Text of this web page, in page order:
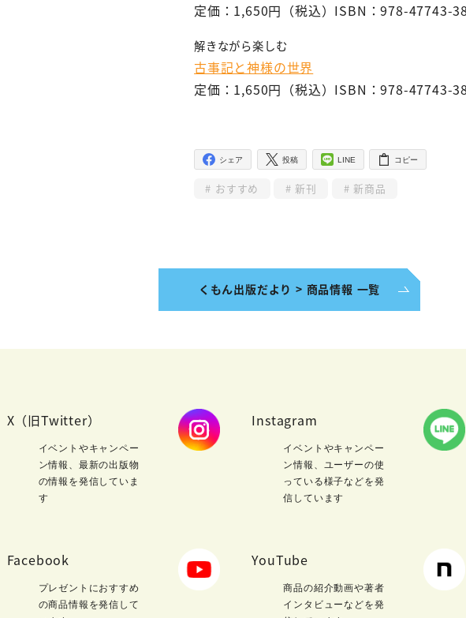
定価：1,650円（税込）ISBN：978-47743-
解きながら楽しむ
古事記と神様の世界
定価：1,650円（税込）ISBN：978-47743-
シェア 投稿 LINE コピー
おすすめ 新刊 新商品
くもん出版だより > 商品情報 一覧
X（旧Twitter）
イベントやキャンペー
ン情報、最新の出版物
の情報を発信していま
す
Instagram
イベントやキャンペー
ン情報、ユーザーの使
っている様子などを発
信しています
Facebook
プレゼントにおすすめ
の商品情報を発信して
YouTube
商品の紹介動画や著者
インタビューなどを発